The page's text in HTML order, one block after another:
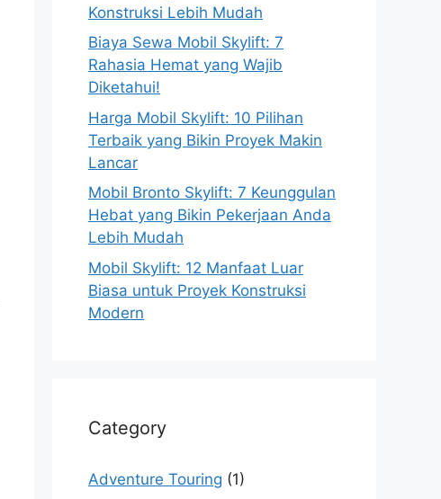
Konstruksi Lebih Mudah
Biaya Sewa Mobil Skylift: 7
Rahasia Hemat yang Wajib
Diketahui!
Harga Mobil Skylift: 10 Pilihan
Terbaik yang Bikin Proyek Makin
Lancar
Mobil Bronto Skylift: 7 Keunggulan
Hebat yang Bikin Pekerjaan Anda
Lebih Mudah
Mobil Skylift: 12 Manfaat Luar
Biasa untuk Proyek Konstruksi
Modern
Category
Adventure Touring (1)